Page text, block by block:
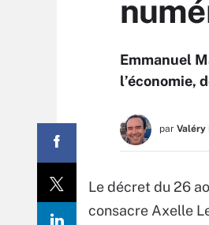
Emmanuel
l’économie,
par Valéry
Le décret du 26
consacre Axelle